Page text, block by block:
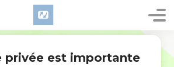
l’époque de la domination
jour.
que nous, nous avons fait le mal.
privée est importante